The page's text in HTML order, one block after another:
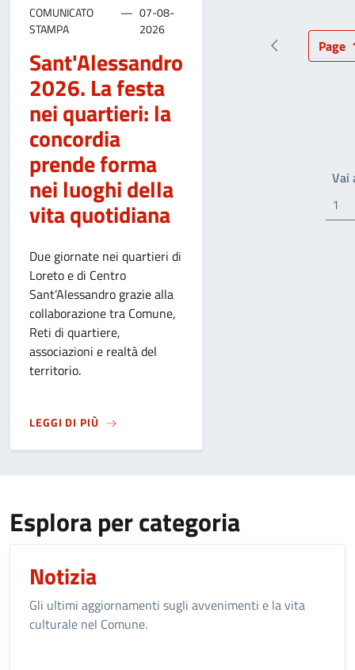
COMUNICATO
STAMPA
07-08-
2026
Sant'Alessandro
2026. La festa
nei quartieri: la
concordia
prende forma
nei luoghi della
vita quotidiana
Due giornate nei quartieri di
Loreto e di Centro
Sant’Alessandro grazie alla
collaborazione tra Comune,
Reti di quartiere,
associazioni e realtà del
territorio.
LEGGI DI PIÙSUSANT'ALESSANDRO 2026. LA FESTA NEI
Pagina Page
Vai
Esplora per categoria
Notizia
Gli ultimi aggiornamenti sugli avvenimenti e la vita
culturale nel Comune.